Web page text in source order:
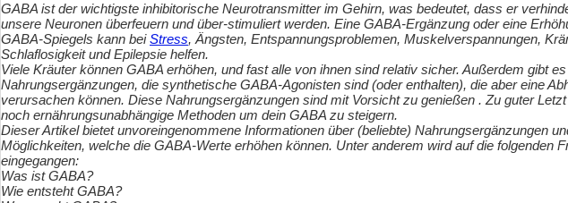
GABA ist der wichtigste inhibitorische Neurotransmitter im Gehirn, was bedeutet, dass er
unsere Neuronen überfeuern und über-stimuliert werden. Eine GABA-Ergänzung oder eine
GABA-Spiegels kann beiStress, Ängsten, Entspannungsproblemen, Muskelverspannungen,
Schlaflosigkeit und Epilepsie helfen.
Viele Kräuter können GABA erhöhen, und fast alle von ihnen sind relativ sicher. Außerdem gibt
Nahrungsergänzungen, die synthetische GABA-Agonisten sind (oder enthalten), die aber eine
verursachen können. Diese Nahrungsergänzungen sind mit Vorsicht zu genießen . Zu guter
noch ernährungsunabhängige Methoden um dein GABA zu steigern.
Dieser Artikel bietet unvoreingenommene Informationen über (beliebte) Nahrungsergänzungen
Möglichkeiten, welche die GABA-Werte erhöhen können. Unter anderem wird auf die folgenden
eingegangen:
Was ist GABA?
Wie entsteht GABA?